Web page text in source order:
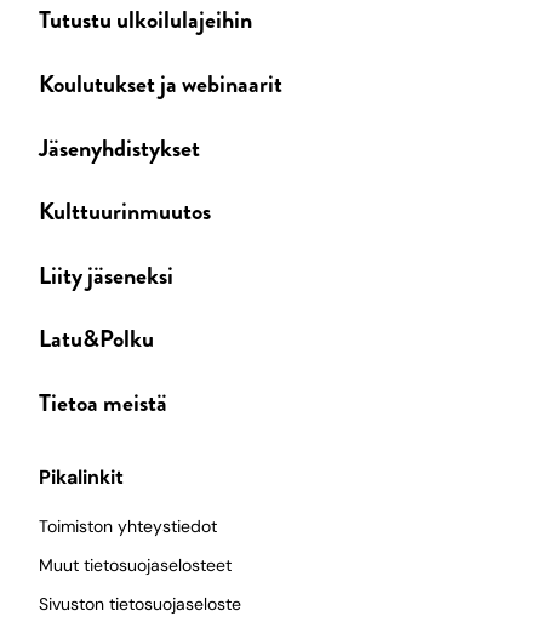
Tutustu ulkoilulajeihin
Koulutukset ja webinaarit
Jäsenyhdistykset
Kulttuurinmuutos
Liity jäseneksi
Latu&Polku
Tietoa meistä
Pikalinkit
Toimiston yhteystiedot
Muut tietosuojaselosteet
Sivuston tietosuojaseloste